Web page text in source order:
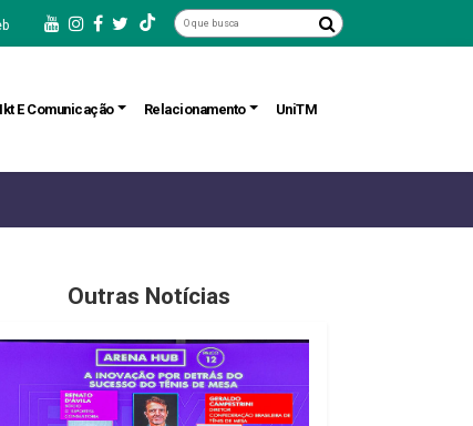
E Comunicação Relacionamento UniTM
Outras Notícias